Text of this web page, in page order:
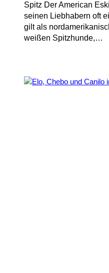
Spitz Der American
seinen Liebhabern oft
gilt als
weißen Spitzhunde,…